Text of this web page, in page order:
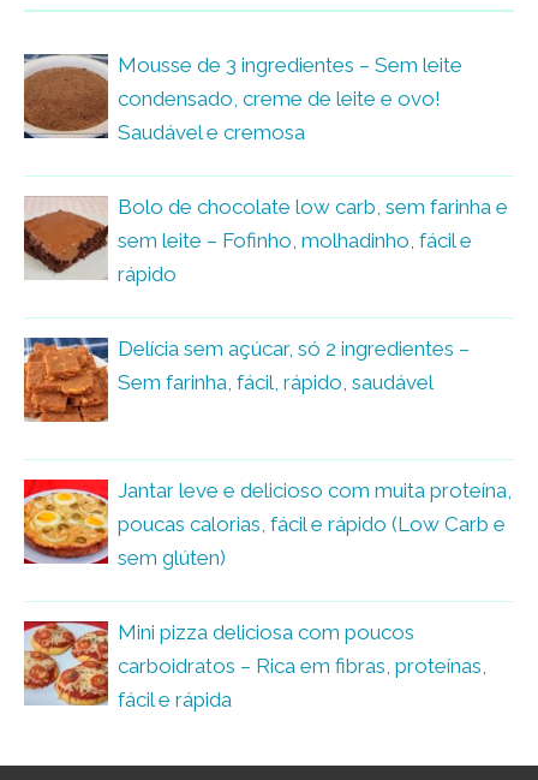
Mousse de 3 ingredientes – Sem leite
condensado, creme de leite e ovo!
Saudável e cremosa
Bolo de chocolate low carb, sem farinha e
sem leite – Fofinho, molhadinho, fácil e
rápido
Delícia sem açúcar, só 2 ingredientes –
Sem farinha, fácil, rápido, saudável
Jantar leve e delicioso com muita proteína,
poucas calorias, fácil e rápido (Low Carb e
sem glúten)
Mini pizza deliciosa com poucos
carboidratos – Rica em fibras, proteínas,
fácil e rápida